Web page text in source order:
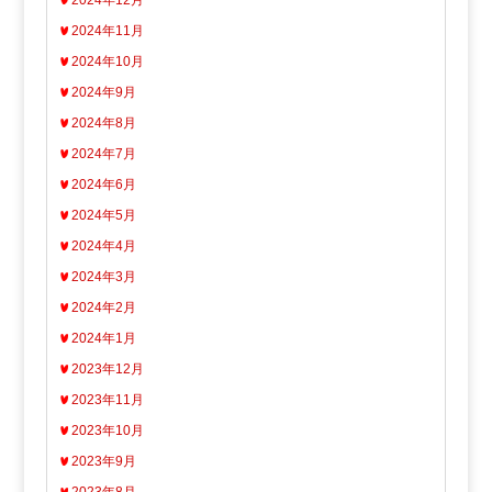
2024年11月
2024年10月
2024年9月
2024年8月
2024年7月
2024年6月
2024年5月
2024年4月
2024年3月
2024年2月
2024年1月
2023年12月
2023年11月
2023年10月
2023年9月